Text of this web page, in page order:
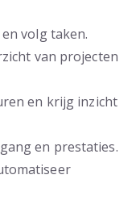
volg taken.
van projecten
en krijg inzicht
en prestaties.